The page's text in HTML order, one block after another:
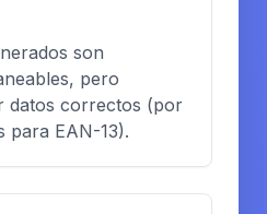
son
pero
datos correctos (por
para EAN-13).